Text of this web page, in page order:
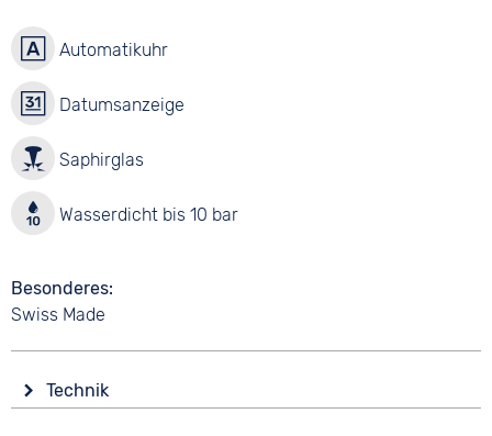
Automatikuhr
Datumsanzeige
Saphirglas
Wasserdicht bis 10 bar
Besonderes
Swiss Made
Technik